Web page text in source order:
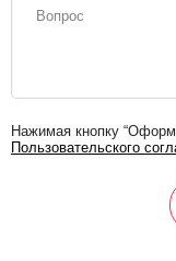
Нажимая кнопку
Пользовательского